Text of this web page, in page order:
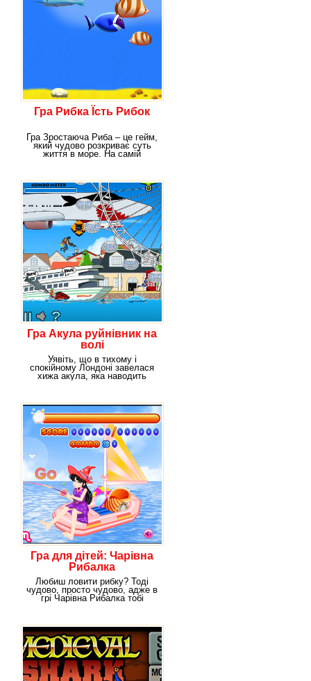
Гра Рибка Їсть Рибок
Гра Зростаюча Риба – це гейм,
який чудово розкриває суть
життя в море. На самій
Гра Акула руйнівник на
волі
Уявіть, що в тихому і
спокійному Лондоні завелася
хижа акула, яка наводить
Гра для дітей: Чарівна
Рибалка
Любиш ловити рибку? Тоді
чудово, просто чудово, адже в
грі Чарівна Рибалка тобі